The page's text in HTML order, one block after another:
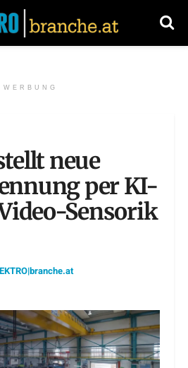
WERBUNG
neue
per KI-
Sensorik